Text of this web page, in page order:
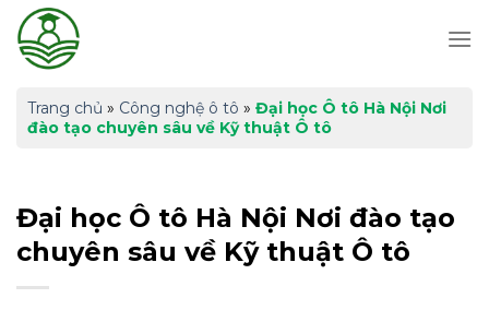
Skip
content
Trang chủ » Công nghệ ô tô » Đại học Ô tô Hà Nội Nơi
đào tạo chuyên sâu về Kỹ thuật Ô tô
Đại học Ô tô Hà Nội Nơi đào tạo
chuyên sâu về Kỹ thuật Ô tô